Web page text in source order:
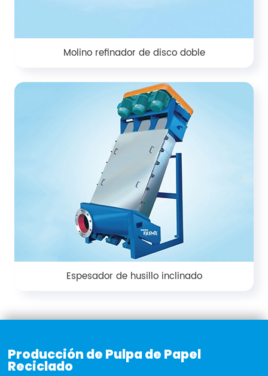
Molino refinador de disco doble
Espesador de husillo inclinado
Producción de Pulpa de Papel
Reciclado